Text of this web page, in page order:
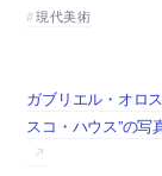
現代美術
ガブリエル・オロ
スコ・ハウス”の